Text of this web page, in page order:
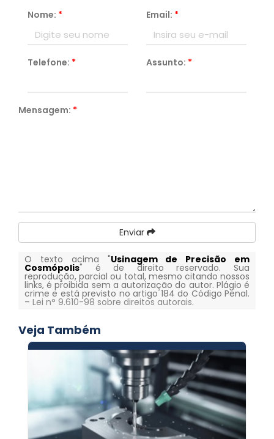
Nome: * Email: *
Telefone: * Assunto: *
Mensagem: *
Enviar
O texto acima "Usinagem de Precisão em
Cosmópolis" é de direito reservado. Sua
reprodução, parcial ou total, mesmo citando nossos
links, é proibida sem a autorização do autor. Plágio é
crime e está previsto no artigo 184 do Código Penal.
– Lei n° 9.610-98 sobre direitos autorais.
Veja Também